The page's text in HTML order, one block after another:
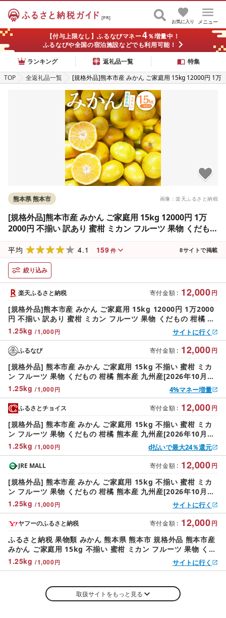
[PR]
メニュー
お気に入り
【付与上限なし】ふるなびマネー4％増量中！
ふるなびや全国の宿泊施設などでも利用可能！
ランキング
返礼品一覧
特集
TOP
全返礼品一覧
[規格外品]熊本市産 みかん ご家庭用 15kg 12000円 1万
2000円 不揃い 訳あり 蜜柑 ミカン フルーツ 果物 くだ
もの 柑橘 果実 おやつ 熊本産 九州産 先行予約 送料無料
[2026年10月下旬〜2027年2月下旬迄発送予定]
画像：楽天ふるさと納税
熊本県 熊本市
[規格外品]熊本市産 みかん ご家庭用 15kg 12000円 1万
2000円 不揃い 訳あり 蜜柑 ミカン フルーツ 果物 くだもの
年10月下旬〜2027年2月下旬迄発送予定]
平均 4.1 159 件 8サイトで掲載
絞り込み
寄付金額 : 12,000円
1.25kg /1,000円
楽天ふるさと納税
[規格外品]熊本市産 みかん ご家庭用 15kg 12000円 1万2000
円 不揃い 訳あり 蜜柑 ミカン フルーツ 果物 くだもの 柑橘 果
実 おやつ 熊本産 九州産 先行予約 送料無料 [2026年10月下
旬〜2027年2月下旬迄発送予定]
サイトに行く
寄付金額 : 12,000円
1.25kg /1,000円
ふるなび
[規格外品] 熊本市産 みかん ご家庭用 15kg 不揃い 蜜柑 ミカ
ン フルーツ 果物 くだもの 柑橘 熊本産 九州産[2026年10月下
旬〜2027年2月下旬迄発送予定]
4%マネー増量
寄付金額 : 12,000円
1.25kg /1,000円
ふるさとチョイス
[規格外品] 熊本市産 みかん ご家庭用 15kg 不揃い 蜜柑 ミカ
ン フルーツ 果物 くだもの 柑橘 熊本産 九州産[2026年10月下
旬〜2027年2月下旬迄発送予定]
d払いで最大24％還元
寄付金額 : 12,000円
1.25kg /1,000円
JRE MALL
[規格外品] 熊本市産 みかん ご家庭用 15kg 不揃い 蜜柑 ミカ
ン フルーツ 果物 くだもの 柑橘 熊本産 九州産[2026年10月下
旬〜2027年2月下旬迄発送予定]
サイトに行く
寄付金額 : 12,000円
1.25kg /1,000円
ヤフーのふるさと納税
ふるさと納税 果物類 みかん 熊本県 熊本市 規格外品 熊本市産
みかん ご家庭用 15kg 不揃い 蜜柑 ミカン フルーツ 果物 くだ
もの 柑橘 熊本産 九州産 2026年…
サイトに行く
取扱サイトをもっと見る